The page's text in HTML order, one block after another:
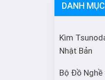
DANH
Kìm
Nhật Bản
Bộ Đồ Nghề